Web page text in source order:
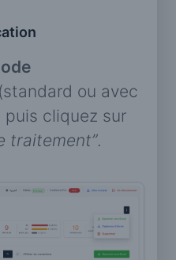
(standard ou avec
cliquez sur
traitement”.